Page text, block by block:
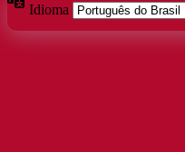
Idioma